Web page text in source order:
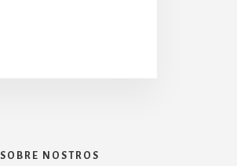
SOBRE NOSTROS